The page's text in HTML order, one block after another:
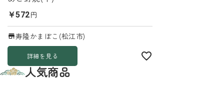
￥572円
寿隆かまぼこ(松江市)
詳細を見る
人気商品